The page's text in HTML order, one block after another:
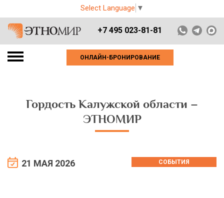
Select Language ▼
+7 495 023-81-81
ОНЛАЙН-БРОНИРОВАНИЕ
Гордость Калужской области –
ЭТНОМИР
21 МАЯ 2026 СОБЫТИЯ